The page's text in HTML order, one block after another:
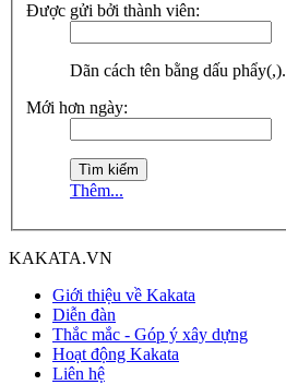
Được gửi bởi thành viên:
Dãn cách tên bằng dấu phẩy(,).
Mới hơn ngày:
Thêm...
KAKATA.VN
Giới thiệu về Kakata
Diễn đàn
Thắc mắc - Góp ý xây dựng
Hoạt động Kakata
Liên hệ